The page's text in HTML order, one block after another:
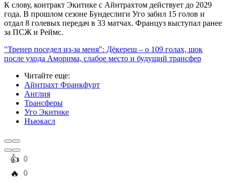
К слову, контракт Экитике с Айнтрахтом действует до 2029
года. В прошлом сезоне Бундеслиги Уго забил 15 голов и
отдал 8 голевых передач в 33 матчах. Француз выступал ранее
за ПСЖ и Реймс.
"Тренер поседел из-за меня": Дёкереш – о 109 голах, шок
после ухода Аморима, слабое место и будущий трансфер
Читайте еще:
Айнтрахт Франкфурт
Англия
Трансферы
Уго Экитике
Ньюкасл
️👍 0
️🔥 0